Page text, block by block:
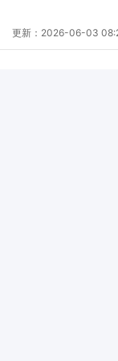
更新： 2026-06-03